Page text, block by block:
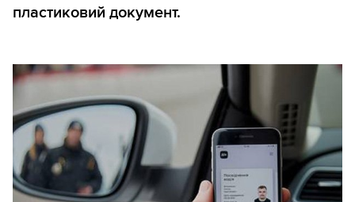
пластиковий документ.